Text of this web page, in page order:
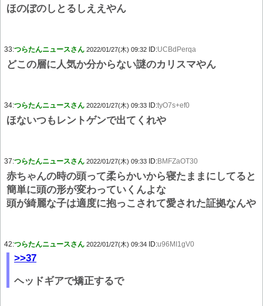
ほのぼのしとるしええやん
33:つらたんニュースさん 2022/01/27(木) 09:32 ID:UCBdPerqa
どこの層に人気か分からない謎のカリスマやん
34:つらたんニュースさん 2022/01/27(木) 09:33 ID:tyO7s+ef0
ほないつもレントゲンで出てくれや
37:つらたんニュースさん 2022/01/27(木) 09:33 ID:BMFZaOT30
赤ちゃんの時の頭って柔らかいから寝たままにしてると
簡単に頭の形が変わっていくんよな
頭が綺麗な子は適度に抱っこされて愛された証拠なんや
42:つらたんニュースさん 2022/01/27(木) 09:34 ID:u96MI1gV0
>>37
ヘッドギアで矯正するで